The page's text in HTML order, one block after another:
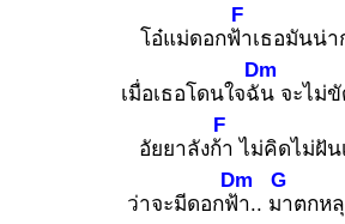
โอ๋แม่ดอกฟ้า
F
เธอมันน่
เมื่อเธอโดนใจฉัน
Dm
จะไม่ขั
อัยยาลังก้า
F
ไม่คิดไม่ฝัน
ว่าจะมีดอกฟ้า
Dm
.. มา
G
ตกหลุ